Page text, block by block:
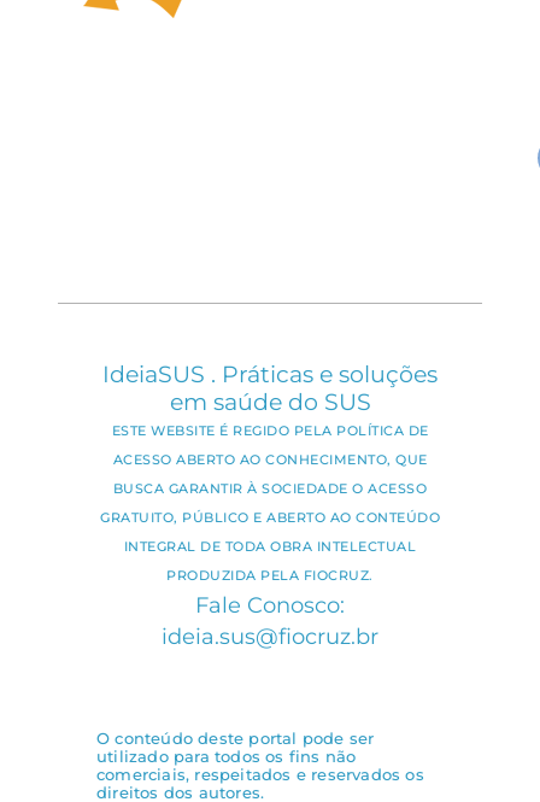
IdeiaSUS . Práticas e soluções
em saúde do SUS
ESTE WEBSITE É REGIDO PELA POLÍTICA DE
ACESSO ABERTO AO CONHECIMENTO, QUE
BUSCA GARANTIR À SOCIEDADE O ACESSO
GRATUITO, PÚBLICO E ABERTO AO CONTEÚDO
INTEGRAL DE TODA OBRA INTELECTUAL
PRODUZIDA PELA FIOCRUZ.
Fale Conosco:
ideia.sus@fiocruz.br
O conteúdo deste portal pode ser
utilizado para todos os fins não
comerciais, respeitados e reservados os
direitos dos autores.